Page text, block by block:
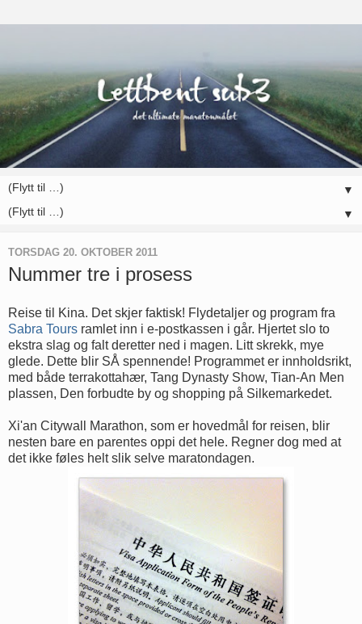
▼
▼
TORSDAG 20. OKTOBER 2011
Nummer tre i prosess
Reise til Kina. Det skjer faktisk! Flydetaljer og program fra
Sabra Tours ramlet inn i e-postkassen i går. Hjertet slo to
ekstra slag og falt deretter ned i magen. Litt skrekk, mye
glede. Dette blir SÅ spennende! Programmet er innholdsrikt,
med både terrakottahær, Tang Dynasty Show, Tian-An Men
plassen, Den forbudte by og shopping på Silkemarkedet.
Xi'an Citywall Marathon, som er hovedmål for reisen, blir
nesten bare en parentes oppi det hele. Regner dog med at
det ikke føles helt slik selve maratondagen.